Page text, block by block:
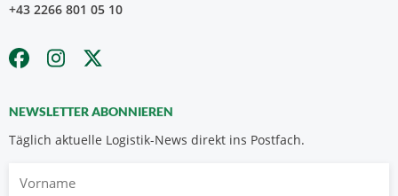
+43 2266 801 05 10
NEWSLETTER ABONNIEREN
Täglich aktuelle Logistik-News direkt ins Postfach.